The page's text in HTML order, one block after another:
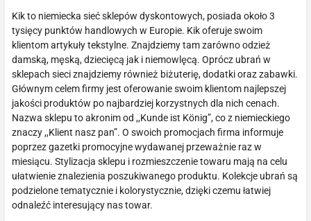
Kik to niemiecka sieć sklepów dyskontowych, posiada około 3
tysięcy punktów handlowych w Europie. Kik oferuje swoim
klientom artykuły tekstylne. Znajdziemy tam zarówno odzież
damską, męską, dziecięcą jak i niemowlęcą. Oprócz ubrań w
sklepach sieci znajdziemy również biżuterię, dodatki oraz zabawki.
Głównym celem firmy jest oferowanie swoim klientom najlepszej
jakości produktów po najbardziej korzystnych dla nich cenach.
Nazwa sklepu to akronim od ,,Kunde ist König”, co z niemieckiego
znaczy ,,Klient nasz pan”. O swoich promocjach firma informuje
poprzez gazetki promocyjne wydawanej przeważnie raz w
miesiącu. Stylizacja sklepu i rozmieszczenie towaru mają na celu
ułatwienie znalezienia poszukiwanego produktu. Kolekcje ubrań są
podzielone tematycznie i kolorystycznie, dzięki czemu łatwiej
odnaleźć interesujący nas towar.